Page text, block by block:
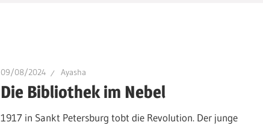
09/08/2024 Ayasha
Die Bibliothek im Nebel
1917 in Sankt Petersburg tobt die Revolution. Der junge